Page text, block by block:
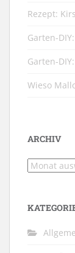
Rezept:
Garten-
Garten-
Wieso
ARCHIV
Archiv